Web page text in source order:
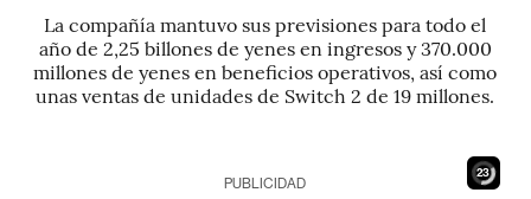
La compañía mantuvo sus previsiones para todo el
año de 2,25 billones de yenes en ingresos y 370.000
millones de yenes en beneficios operativos, así como
unas ventas de unidades de Switch 2 de 19 millones.
21
PUBLICIDAD